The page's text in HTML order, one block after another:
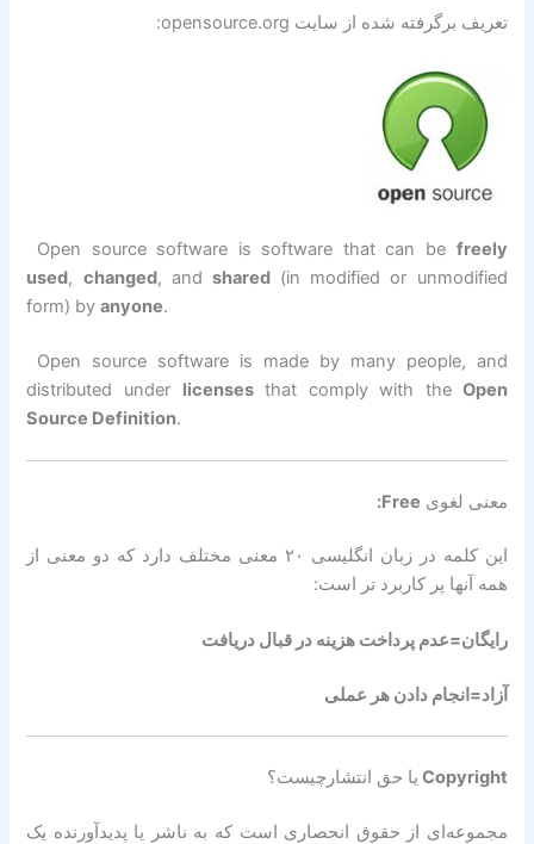
تعریف برگرفته شده از سایت opensource.org:
Open source software is software that can be freely
used, changed, and shared(in modified or unmodified
form) byanyone.
Open source software is made by many people, and
distributed under licensesthat comply with theOpen
Source Definition.
معنی لغوی Free:
این کلمه در زبان انگلیسی ۲۰ معنی مختلف دارد که دو معنی از
همه آنها پر کاربرد تر است:
رایگان=عدم پرداخت هزینه در قبال دریافت
آزاد=انجام دادن هر عملی
Copyright یا حق انتشارچیست؟
مجموعه‌ای از حقوق انحصاری است که به ناشر یا پدیدآورنده یک